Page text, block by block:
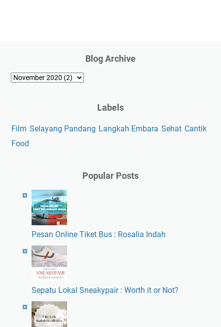
Blog Archive
Labels
Film Selayang Pandang Langkah Embara Sehat Cantik
Food
Popular Posts
Pesan Online Tiket Bus : Rosalia Indah
Sepatu Lokal Sneakypair : Worth it or Not?